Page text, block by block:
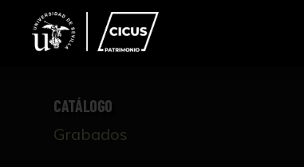
CATÁLOGO
Grabados